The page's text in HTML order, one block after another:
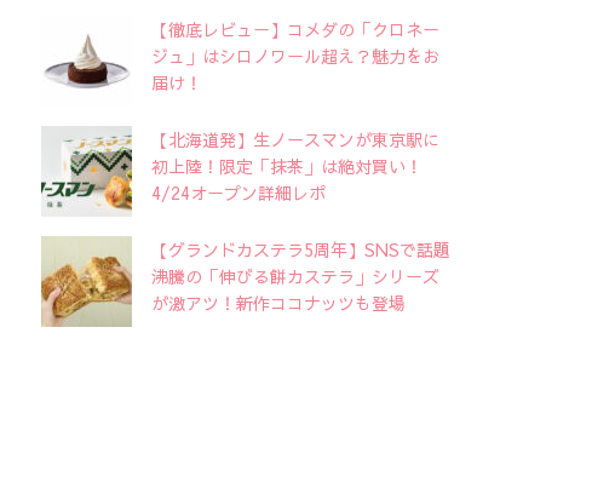
【徹底レビュー】コメダの「クロネー
ジュ」はシロノワール超え？魅力をお
届け！
【北海道発】生ノースマンが東京駅に
初上陸！限定「抹茶」は絶対買い！
4/24オープン詳細レポ
【グランドカステラ5周年】SNSで話題
沸騰の「伸びる餅カステラ」シリーズ
が激アツ！新作ココナッツも登場